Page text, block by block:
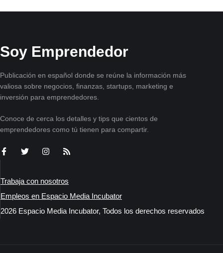
Soy Emprendedor
Publicación en español donde se reúne la información más
valiosa sobre negocios, finanzas, startups, marketing e
inversión para emprendedores.
Conoce de cerca los detalles y tips que cientos de
emprendedores como tú tienen para compartir.
Trabaja con nosotros
Empleos en Espacio Media Incubator
2026 Espacio Media Incubator, Todos los derechos reservados